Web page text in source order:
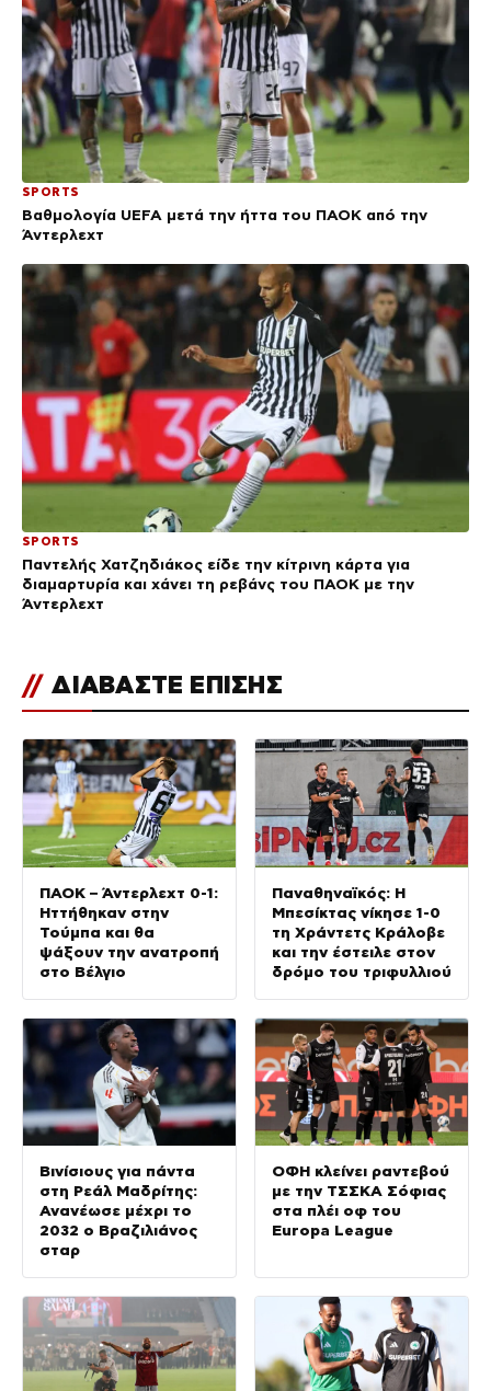
SPORTS
Βαθμολογία UEFA μετά την ήττα του ΠΑΟΚ από την
Άντερλεχτ
SPORTS
Παντελής Χατζηδιάκος είδε την κίτρινη κάρτα για
διαμαρτυρία και χάνει τη ρεβάνς του ΠΑΟΚ με την
Άντερλεχτ
// ΔΙΑΒΑΣΤΕ ΕΠΙΣΗΣ
ΠΑΟΚ – Άντερλεχτ 0-1:
Ηττήθηκαν στην
Τούμπα και θα
ψάξουν την ανατροπή
στο Βέλγιο
Παναθηναϊκός: Η
Μπεσίκτας νίκησε 1-0
τη Χράντετς Κράλοβε
και την έστειλε στον
δρόμο του τριφυλλιού
Βινίσιους για πάντα
στη Ρεάλ Μαδρίτης:
Ανανέωσε μέχρι το
2032 ο Βραζιλιάνος
σταρ
ΟΦΗ κλείνει ραντεβού
με την ΤΣΣΚΑ Σόφιας
στα πλέι οφ του
Europa League